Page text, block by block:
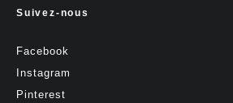
Suivez-nous
Facebook
Instagram
Pinterest